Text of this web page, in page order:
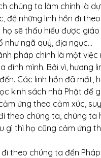
chúng ta làm chính là
để những linh hồn đi
sẽ thấu hiểu được
như ngã quỷ, địa ngục…
pháp chính là một việc
mình. Bởi vì, hương
Các linh hồn đã mất,
kinh sách nhà Phật để
ứng theo cảm xúc,
theo chúng ta, chúng ta
gì thì họ cũng cảm ứng
theo chúng ta đến